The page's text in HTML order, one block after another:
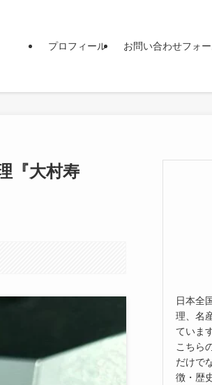
プロフィール お問い合わせフォ
『大村寿
日本全
理、名
ていま
こちら
だけで
徴・歴